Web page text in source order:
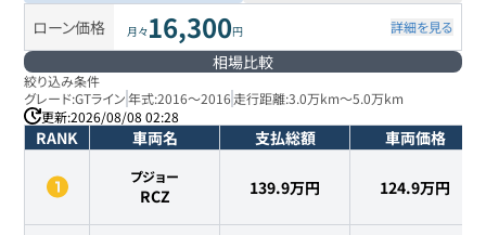
ローン価格 月々16,300円 詳細を見る
相場比較
絞り込み条件
グレード:GTライン 年式:2016～2016 走行距離:3.0万km～5.0万km
更新:2026/08/08 02:28
RANK 車両名 支払総額 車両価格
プジョー
RCZ 139.9万円 124.9万円